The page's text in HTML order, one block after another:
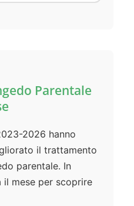
Parentale
2026 hanno
il trattamento
parentale. In
il mese per scoprire